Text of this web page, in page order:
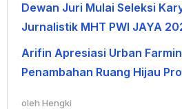
Dewan Juri Mulai Seleksi
Jurnalistik MHT PWI JAYA
Arifin Apresiasi Urban
Penambahan Ruang Hijau
oleh Hengki